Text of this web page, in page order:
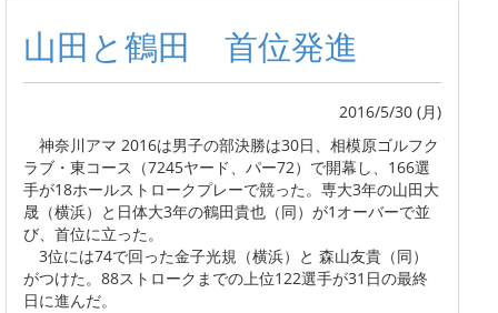
山田と鶴田 首位発進
2016/5/30 (月)
神奈川アマ 2016は男子の部決勝は30日、相模原ゴルフク
ラブ・東コース（7245ヤード、パー72）で開幕し、166選
手が18ホールストロークプレーで競った。専大3年の山田大
晟（横浜）と日体大3年の鶴田貴也（同）が1オーバーで並
び、首位に立った。
3位には74で回った金子光規（横浜）と 森山友貴（同）
がつけた。88ストロークまでの上位122選手が31日の最終
日に進んだ。